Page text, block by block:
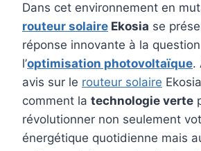
Dans cet environnement en
routeur solaire Ekosia se
réponse innovante à la
l’optimisation photovoltaïque.
avis sur le routeur solaire
comment la technologie verte
révolutionner non seulement
énergétique quotidienne mais